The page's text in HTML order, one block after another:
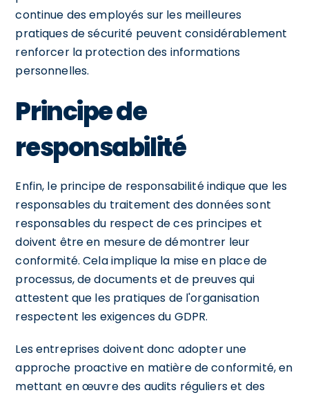
continue des employés sur les meilleures
pratiques de sécurité peuvent considérablement
renforcer la protection des informations
personnelles.
Principe de
responsabilité
Enfin, le principe de responsabilité indique que les
responsables du traitement des données sont
responsables du respect de ces principes et
doivent être en mesure de démontrer leur
conformité. Cela implique la mise en place de
processus, de documents et de preuves qui
attestent que les pratiques de l'organisation
respectent les exigences du GDPR.
Les entreprises doivent donc adopter une
approche proactive en matière de conformité, en
mettant en œuvre des audits réguliers et des